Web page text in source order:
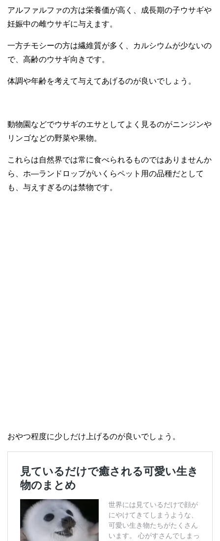
アルファルファの方は栄養価が高く、成長期の子ウサギや
妊娠中の雌ウサギに与えます。
一方チモシーの方は繊維質が多く、カルシウムが少ないの
で、高齢のウサギ向きです。
体調や年齢を考えて与えてあげるのが良いでしょう。
動物園などでウサギのエサとしてよく見るのがニンジンや
リンゴなどの野菜や果物。
これらは自然界では常に食べられるものではありませんか
ら、ホ―ランドロップがいくらペット用の品種だとして
も、与えすぎるのは禁物です。
おやつ程度に少しだけ上げるのが良いでしょう。